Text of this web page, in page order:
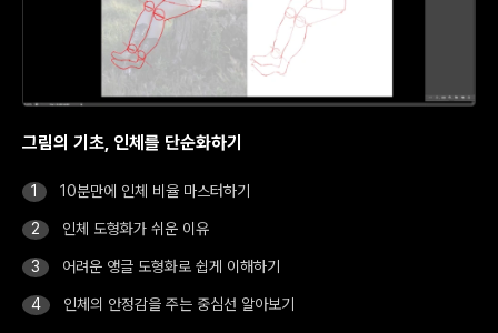
그림의 기초, 인체를 단순화하기
10분만에 인체 비율 마스터하기
인체 도형화가 쉬운 이유
어려운 앵글 도형화로 쉽게 이해하기
인체의 안정감을 주는 중심선 알아보기